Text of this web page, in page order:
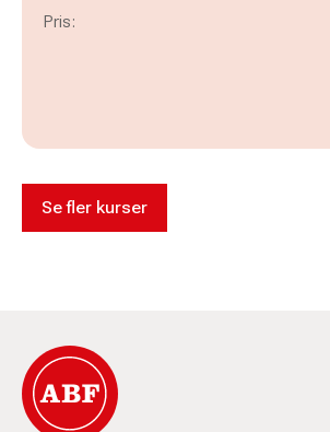
Pris:
Se fler kurser